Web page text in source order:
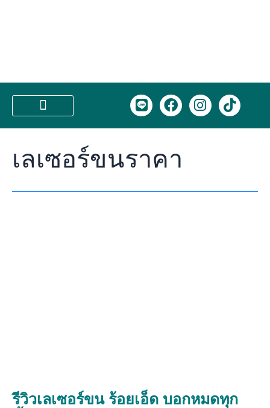
L
i
n
F
a
c
b
k
I
n
s
a
T
i
k
เลเซอร์ขนราคา
รีวิวเลเซอร์ขน ร้อยเอ็ด บอกหมดทุก
ตอน
เห็น
จริง